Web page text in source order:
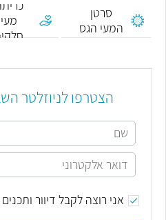
סרטן
המעי הגס
מעי
הצטרפו לניוזלטר
אני רוצה לקבל דיוור